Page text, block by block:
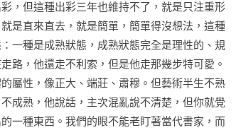
，但這種出彩三年也維持不了，就是只注重形
是直來直去，就是簡單，簡單得沒想法，這種
一種是成熟狀態，成熟狀態完全是理性的、規
路，他還走不利索，但是他走那幾步特可愛。
屬性，像正大、端莊、肅穆。但藝術半生不熟
成熟，他說話，主次混亂說不清楚，但你就覺
一種東西。我們的眼不能老盯著當代書家，而